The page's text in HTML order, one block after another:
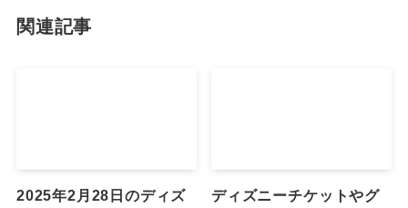
関連記事
2025年2月28日のディズ
ディズニーチケットやグ